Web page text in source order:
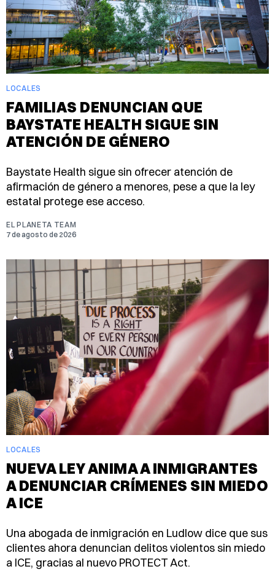
LOCALES
FAMILIAS DENUNCIAN QUE
BAYSTATE HEALTH SIGUE SIN
ATENCIÓN DE GÉNERO
Baystate Health sigue sin ofrecer atención de
afirmación de género a menores, pese a que la ley
estatal protege ese acceso.
EL PLANETA TEAM
7 de agosto de 2026
LOCALES
NUEVA LEY ANIMA A INMIGRANTES
A DENUNCIAR CRÍMENES SIN MIEDO
A ICE
Una abogada de inmigración en Ludlow dice que sus
clientes ahora denuncian delitos violentos sin miedo
a ICE, gracias al nuevo PROTECT Act.